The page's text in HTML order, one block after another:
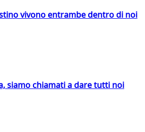
vivono entrambe dentro di noi
siamo chiamati a dare tutti noi